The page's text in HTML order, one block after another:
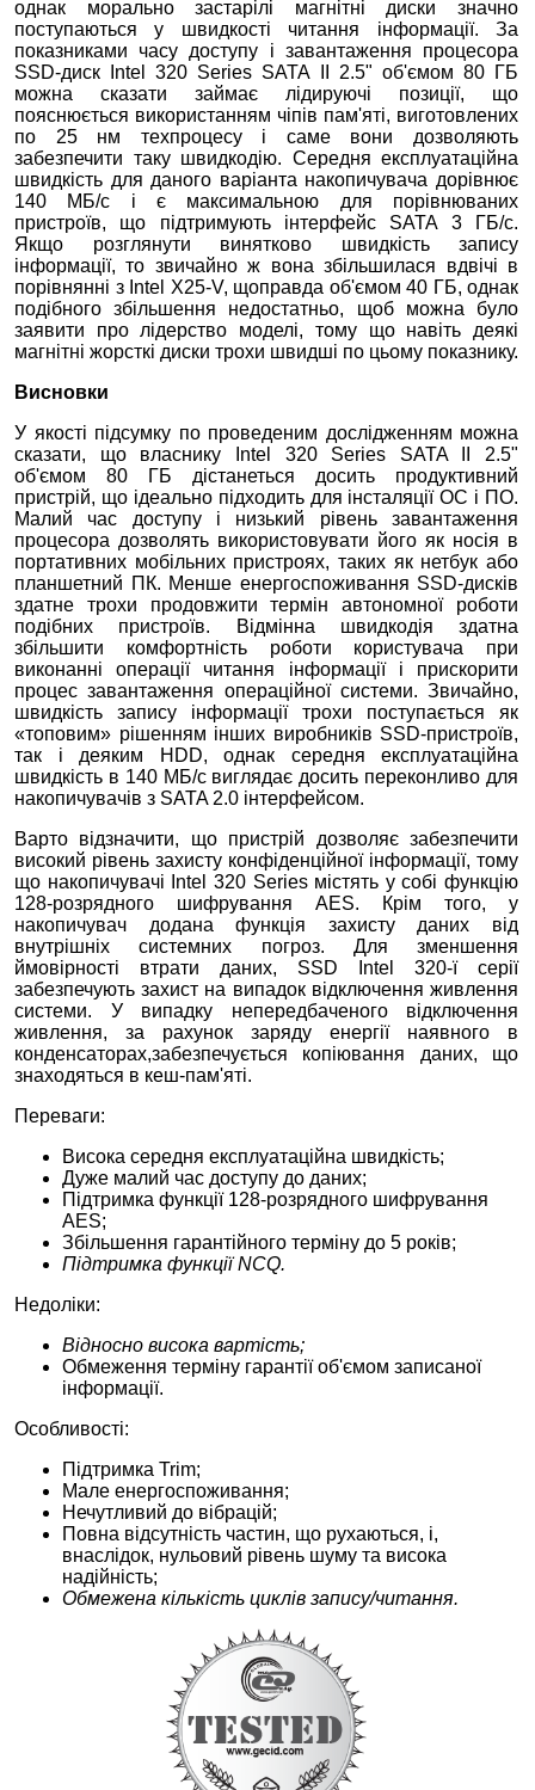
однак морально застарілі магнітні диски значно
поступаються у швидкості читання інформації. За
показниками часу доступу і завантаження процесора
SSD-диск Intel 320 Series SATA II 2.5" об'ємом 80 ГБ
можна сказати займає лідируючі позиції, що
пояснюється використанням чіпів пам'яті, виготовлених
по 25 нм техпроцесу і саме вони дозволяють
забезпечити таку швидкодію. Середня експлуатаційна
швидкість для даного варіанта накопичувача дорівнює
140 МБ/с і є максимальною для порівнюваних
пристроїв, що підтримують інтерфейс SATA 3 ГБ/с.
Якщо розглянути винятково швидкість запису
інформації, то звичайно ж вона збільшилася вдвічі в
порівнянні з Intel X25-V, щоправда об'ємом 40 ГБ, однак
подібного збільшення недостатньо, щоб можна було
заявити про лідерство моделі, тому що навіть деякі
магнітні жорсткі диски трохи швидші по цьому показнику.
Висновки
У якості підсумку по проведеним дослідженням можна
сказати, що власнику Intel 320 Series SATA II 2.5"
об'ємом 80 ГБ дістанеться досить продуктивний
пристрій, що ідеально підходить для інсталяції ОС і ПО.
Малий час доступу і низький рівень завантаження
процесора дозволять використовувати його як носія в
портативних мобільних пристроях, таких як нетбук або
планшетний ПК. Менше енергоспоживання SSD-дисків
здатне трохи продовжити термін автономної роботи
подібних пристроїв. Відмінна швидкодія здатна
збільшити комфортність роботи користувача при
виконанні операції читання інформації і прискорити
процес завантаження операційної системи. Звичайно,
швидкість запису інформації трохи поступається як
«топовим» рішенням інших виробників SSD-пристроїв,
так і деяким HDD, однак середня експлуатаційна
швидкість в 140 МБ/с виглядає досить переконливо для
накопичувачів з SATA 2.0 інтерфейсом.
Варто відзначити, що пристрій дозволяє забезпечити
високий рівень захисту конфіденційної інформації, тому
що накопичувачі Intel 320 Series містять у собі функцію
128-розрядного шифрування AES. Крім того, у
накопичувач додана функція захисту даних від
внутрішніх системних погроз. Для зменшення
ймовірності втрати даних, SSD Intel 320-ї серії
забезпечують захист на випадок відключення живлення
системи. У випадку непередбаченого відключення
живлення, за рахунок заряду енергії наявного в
конденсаторах,забезпечується копіювання даних, що
знаходяться в кеш-пам'яті.
Переваги:
Висока середня експлуатаційна швидкість;
Дуже малий час доступу до даних;
Підтримка функції 128-розрядного шифрування
AES;
Збільшення гарантійного терміну до 5 років;
Підтримка функції NCQ.
Недоліки:
Відносно висока вартість;
Обмеження терміну гарантії об'ємом записаної
інформації.
Особливості:
Підтримка Trim;
Мале енергоспоживання;
Нечутливий до вібрацій;
Повна відсутність частин, що рухаються, і,
внаслідок, нульовий рівень шуму та висока
надійність;
Обмежена кількість циклів запису/читання.